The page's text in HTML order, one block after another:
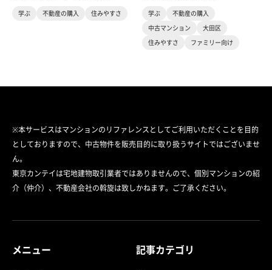
学ぶ 不動産の購入 住みやすさ 学ぶ
不動産の購入
中古マンション
大田区
住みやすさ
ファミリー向け
※本サービスはマンションのリファレンスとしてご利用いただくことを目的
としておりますので、中古物件を販売目的に取り扱うサイトではございませ
ん。
東京カンテイは宅地建物取引業者ではありませんので、個別マンションの紹
介（仲介）、不動産会社の斡旋は致しかねます。ご了承ください。
メニュー 記事カテゴリ